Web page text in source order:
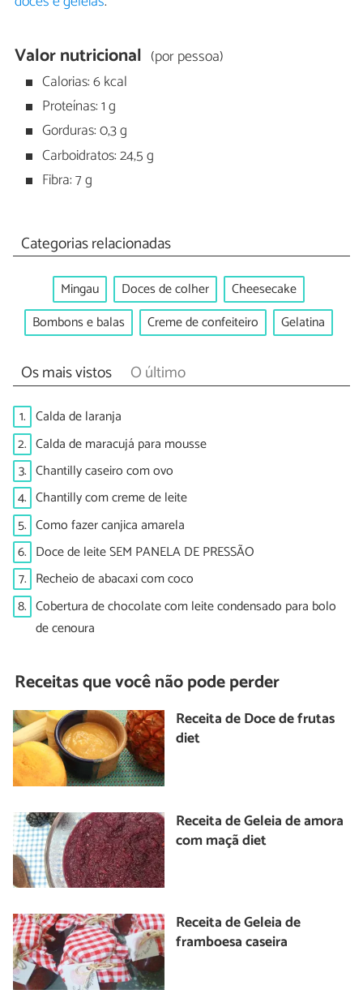
Valor nutricional (por pessoa)
Calorias: 6 kcal
Proteínas: 1 g
Gorduras: 0,3 g
Carboidratos: 24,5 g
Fibra: 7 g
Categorias relacionadas
Mingau Doces de colher
Cheesecake
Bombons e balas
Creme de confeiteiro Gelatina
Os mais vistos O último
1. Calda de laranja
2. Calda de maracujá para mousse
3. Chantilly caseiro com ovo
4. Chantilly com creme de leite
5. Como fazer canjica amarela
6. Doce de leite SEM PANELA DE PRESSÃO
7. Recheio de abacaxi com coco
8. Cobertura de chocolate com leite condensado para bolo
de cenoura
Receitas que você não pode perder
Receita de Doce de frutas
diet
Receita de Geleia de amora
com maçã diet
Receita de Geleia de
framboesa caseira